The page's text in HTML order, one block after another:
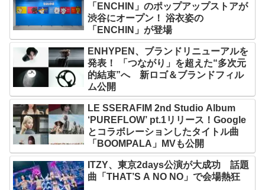
「ENCHIN」のポップアップストアが
渋谷にオープン！ 浴衣姿の
「ENCHIN」が登場
ENHYPEN、ブランドリニューアルを
発表！ 「つながり」を超えた“多次元
的結束”へ 新ロゴ＆ブランドフィル
ム公開
LE SSERAFIM 2nd Studio Album
‘PUREFLOW’ pt.1リリース！Google
とコラボレーションしたタイトル曲
「BOOMPALA」MVも公開
ITZY、東京2days公演が大成功 話題
曲「THAT’S A NO NO」で会場熱狂